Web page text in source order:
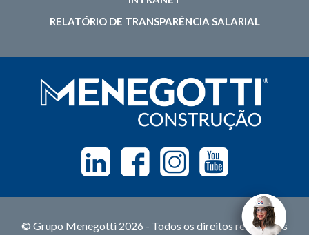
RELATÓRIO DE TRANSPARÊNCIA SALARIAL
Linkedin FacebookInstagramYoutube
© Grupo Menegotti 2026 - Todos os direitos reservados